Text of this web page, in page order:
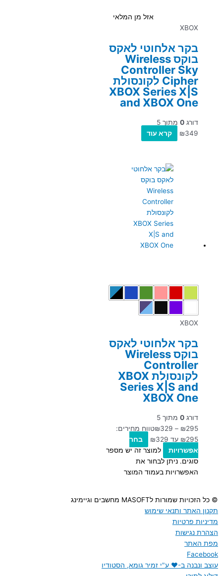
אזל מן המלאי
XBOX
בקר אלחוטי לאקס
בוקס Wireless
Controller Sky
Cipher לקונסולת
XBOX Series X|S
and XBOX One
דורג 0 מתוך 5
₪349 קרא עוד
XBOX
בקר אלחוטי לאקס
בוקס Wireless
Controller
לקונסולת XBOX
Series X|S and
XBOX One
דורג 0 מתוך 5
₪295
–
₪329
טווח מחירים:
בחר
אפשרויות
למוצר זה יש מספר
סוגים. ניתן לבחור את
האפשרויות בעמוד המוצר
© כל הזכויות שמורות לMASOFT מחשבים וגיימינג
תקנון האתר ותנאי שימוש
מדיניות פרטיות
הצהרת נגישות
מפת האתר
Facebook
עוצב ונבנה ב-♥︎ ע"י זמיר גומא, הסטודיו